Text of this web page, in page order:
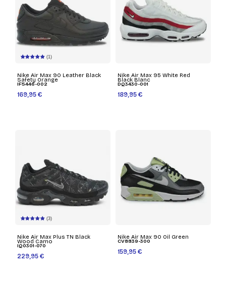
(1)
Nike Air Max 90 Leather Black
Safety Orange
IF5446-002
169,95 €
Nike Air Max 95 White Red
Black Blanc
DQ3430-001
189,95 €
(3)
Nike Air Max Plus TN Black
Wood Camo
IQ0301-070
229,95 €
Nike Air Max 90 Oil Green
CV8839-300
159,95 €